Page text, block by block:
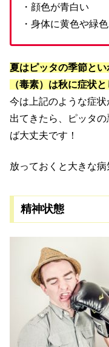
・顔色が青白い
・身体に黄色や緑
夏はピッタの季節と
（毒素）は秋に症状
今は上記のような症
出てきたら、ピッタ
ば大丈夫です！
放っておくと大きな
精神状態